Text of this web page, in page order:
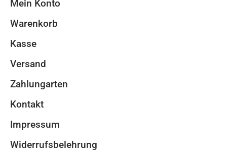
Mein Konto
Warenkorb
Kasse
Versand
Zahlungarten
Kontakt
Impressum
Widerrufsbelehrung